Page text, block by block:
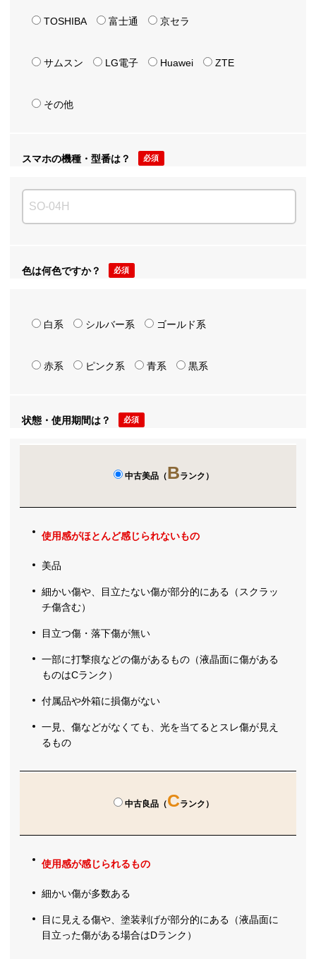
TOSHIBA 富士通 京セラ
サムスン LG電子 Huawei ZTE
その他
スマホの機種・型番は？ 必須
色は何色ですか？ 必須
白系 シルバー系 ゴールド系
赤系 ピンク系 青系 黒系
状態・使用期間は？ 必須
中古美品（Bランク）
使用感がほとんど感じられないもの
美品
細かい傷や、目立たない傷が部分的にある（スクラッ
チ傷含む）
目立つ傷・落下傷が無い
一部に打撃痕などの傷があるもの（液晶面に傷がある
ものはCランク）
付属品や外箱に損傷がない
一見、傷などがなくても、光を当てるとスレ傷が見え
るもの
中古良品（Cランク）
使用感が感じられるもの
細かい傷が多数ある
目に見える傷や、塗装剥げが部分的にある（液晶面に
目立った傷がある場合はDランク）